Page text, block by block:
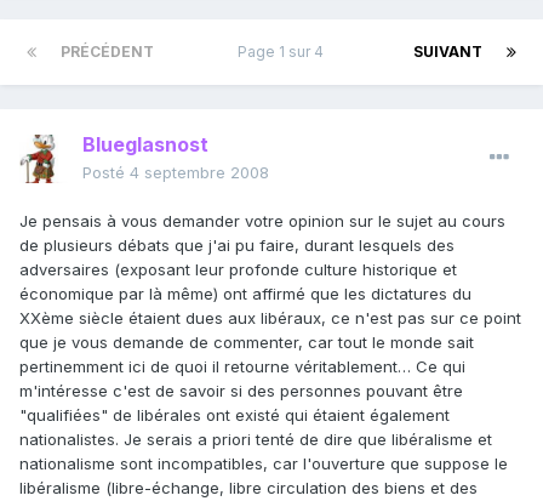
PRÉCÉDENT SUIVANT
Page 1 sur 4
Blueglasnost
Posté 4 septembre 2008
Je pensais à vous demander votre opinion sur le sujet au cours
de plusieurs débats que j'ai pu faire, durant lesquels des
adversaires (exposant leur profonde culture historique et
économique par là même) ont affirmé que les dictatures du
XXème siècle étaient dues aux libéraux, ce n'est pas sur ce point
que je vous demande de commenter, car tout le monde sait
pertinemment ici de quoi il retourne véritablement… Ce qui
m'intéresse c'est de savoir si des personnes pouvant être
"qualifiées" de libérales ont existé qui étaient également
nationalistes. Je serais a priori tenté de dire que libéralisme et
nationalisme sont incompatibles, car l'ouverture que suppose le
libéralisme (libre-échange, libre circulation des biens et des